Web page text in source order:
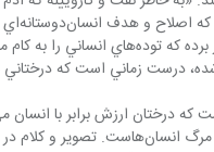
هسته‌اي جان سالم به در برده كه